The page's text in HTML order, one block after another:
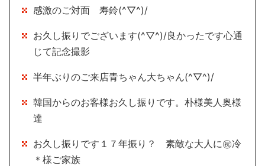
感激のご対面 寿鈴(^▽^)/
お久し振りでございます(^▽^)/良かったです心通
じて記念撮影
半年ぶりのご来店青ちゃん大ちゃん(^▽^)/
韓国からのお客様お久し振りです。朴様美人奥様
達
お久し振りです１７年振り？ 素敵な大人に㊗冷
＊様ご家族